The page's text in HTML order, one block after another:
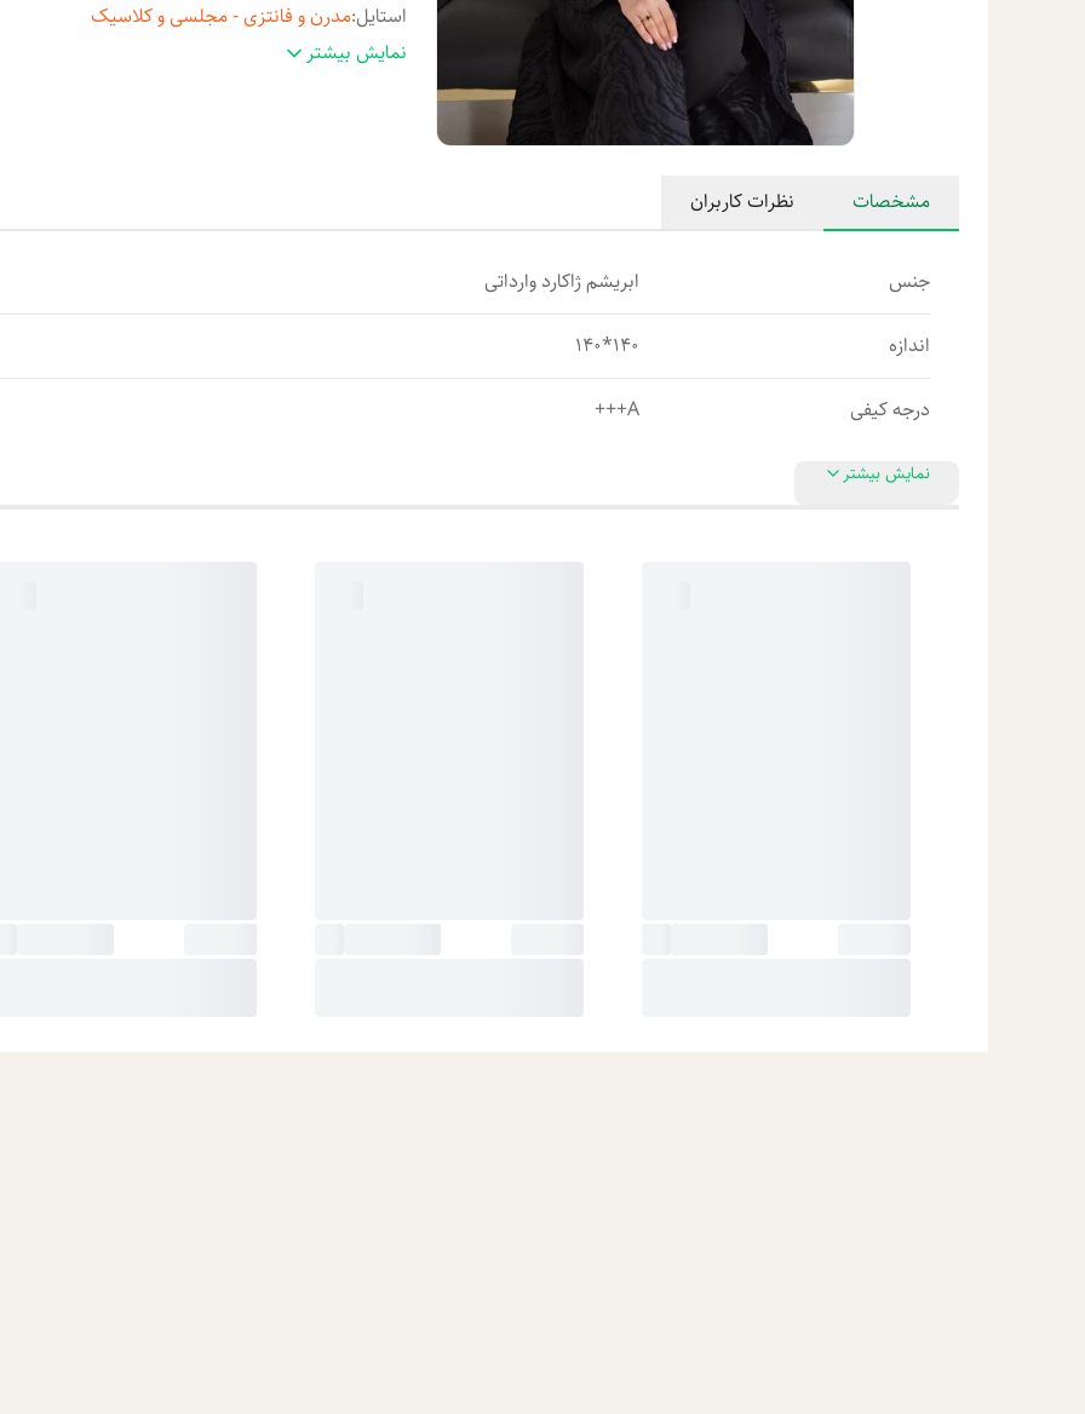
استایل:مدرن و فانتزی - مجلسی و کلاسیک
مناسب فصل: چهارفصل نمایش بیشتر
مشخصات نظرات کاربران
جنس ابریشم ژاکارد وارداتی
اندازه 140*140
درجه کیفی A+++
نمایش بیشتر